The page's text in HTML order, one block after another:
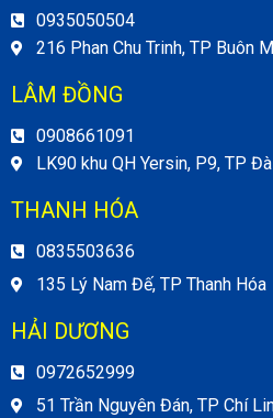
0935050504
216 Phan Chu Trinh, TP Buôn
LÂM ĐỒNG
0908661091
LK90 khu QH Yersin, P9, TP
THANH HÓA
0835503636
135 Lý Nam Đế, TP Thanh Hóa
HẢI DƯƠNG
0972652999
51 Trần Nguyên Đán, TP Chí